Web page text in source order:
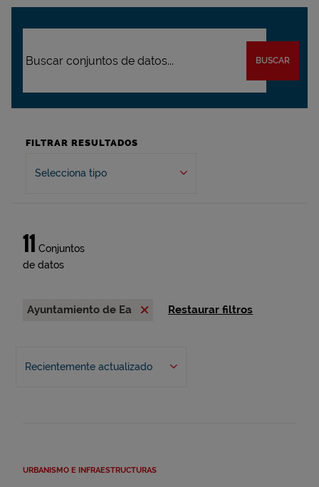
BUSCAR
FILTRAR RESULTADOS
Selecciona tipo
11 Conjuntos
de datos
Ayuntamiento de Ea Restaurar filtros
Recientemente actualizado
URBANISMO E INFRAESTRUCTURAS